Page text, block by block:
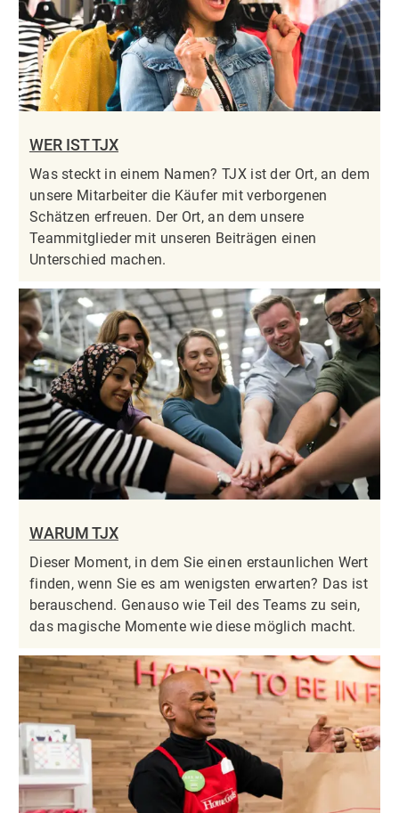
WER IST TJX
Was steckt in einem Namen? TJX ist der Ort, an dem
unsere Mitarbeiter die Käufer mit verborgenen
Schätzen erfreuen. Der Ort, an dem unsere
Teammitglieder mit unseren Beiträgen einen
Unterschied machen.
WARUM TJX
Dieser Moment, in dem Sie einen erstaunlichen Wert
finden, wenn Sie es am wenigsten erwarten? Das ist
berauschend. Genauso wie Teil des Teams zu sein,
das magische Momente wie diese möglich macht.